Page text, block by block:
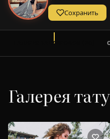
Сохранить
ГАЛЕРЕЯ ТАТУИРОВОК (20)
Галерея